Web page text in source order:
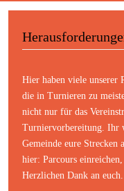
Hier haben viele unserer
die in Turnieren zu
nicht nur für das
Turniervorbereitung. Ihr
Gemeinde eure Strecken
hier: Parcours einreichen
Herzlichen Dank an euch.